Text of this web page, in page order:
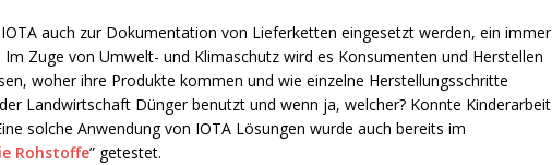
IOTA auch zur Dokumentation von Lieferketten eingesetzt werden, ein immer
Zuge von Umwelt- und Klimaschutz wird es Konsumenten und Herstellen
woher ihre Produkte kommen und wie einzelne Herstellungsschritte
Landwirtschaft Dünger benutzt und wenn ja, welcher? Konnte Kinderarbeit
solche Anwendung von IOTA Lösungen wurde auch bereits im
Rohstoffe” getestet.